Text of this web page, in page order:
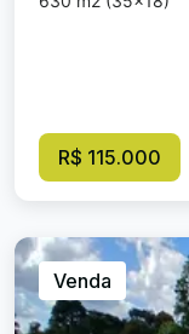
R$ 115.000
Venda